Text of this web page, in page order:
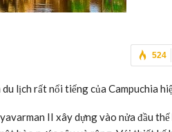
524
lịch rất nổi tiếng của Campuchia
II xây dựng vào nửa đầu